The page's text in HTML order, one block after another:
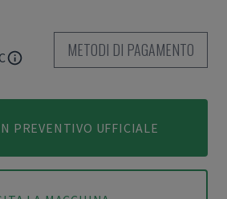
METODI DI PAGAMENTO
PREVENTIVO UFFICIALE